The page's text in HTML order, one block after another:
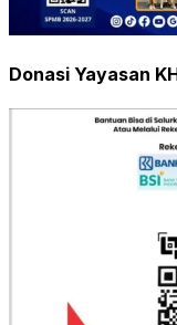
Donasi Yayasan